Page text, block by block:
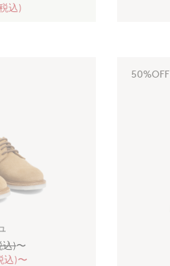
込)
込)〜
込)〜
50%OFF